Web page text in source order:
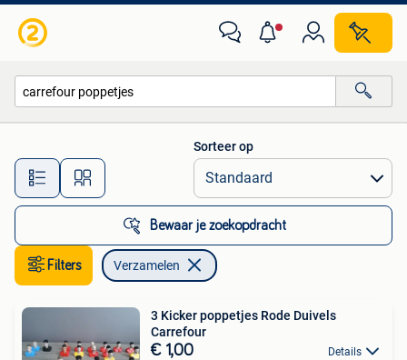
Alle afstanden…
Sorteer op
Bewaar je zoekopdracht
Filters Verzamelen
3 Kicker poppetjes Rode Duivels
Carrefour
€ 1,00 Details